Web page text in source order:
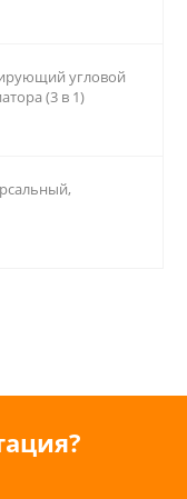
угловой
(3 в 1)